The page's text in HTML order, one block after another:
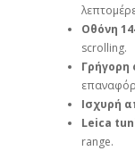
Οθόνη
scrolling.
Γρήγορη
Ισχυρή
Leica
range.